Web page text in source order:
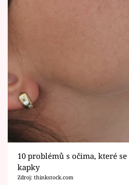
10 problémů s očima, které
kapky
Zdroj: thinkstock.com